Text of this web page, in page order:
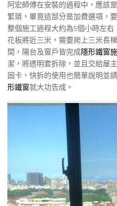
阿宏師傅在安裝的過程中，應該
繁瑣，畢竟這部分是加費選項，
整個施工過程大約為5個小時左
花板將近三米，需要爬上三米長
間，陽台及窗戶皆完成隱形鐵窗
潔，將透明套拆除，並且交給屋
固卡，快拆的使用也簡單說明並
形鐵窗就大功告成。